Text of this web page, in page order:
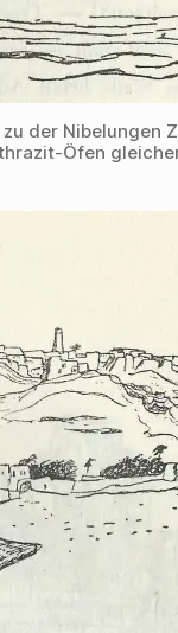
der Nibelungen
Öfen